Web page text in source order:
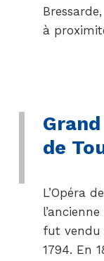
à
de
L’Opéra
fut vendu
1794. En